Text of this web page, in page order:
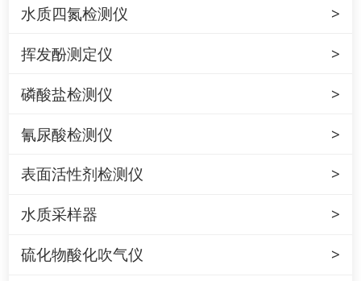
水质四氮检测仪
挥发酚测定仪
磷酸盐检测仪
氰尿酸检测仪
表面活性剂检测仪
水质采样器
硫化物酸化吹气仪